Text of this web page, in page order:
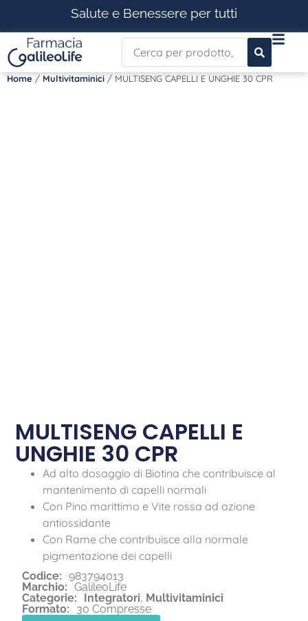
Salute e Benessere per tutti
Home / Multivitaminici / MULTISENG CAPELLI E UNGHIE 30 CPR
MULTISENG CAPELLI E
UNGHIE 30 CPR
Ad alto dosaggio di Biotina che contribuisce al
mantenimento di capelli normali
Con Pino marittimo e Vite rossa ad azione
antiossidante
Con Rame che contribuisce alla normale
pigmentazione dei capelli
Codice: 983794013
Marchio: GalileoLife
Categorie:
Integratori, Multivitaminici
Formato:
30 Compresse